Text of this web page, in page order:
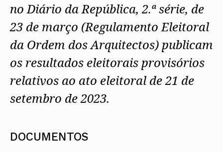
no Diário da República, 2.ª série, de
23 de março (Regulamento Eleitoral
da Ordem dos Arquitectos) publicam
os resultados eleitorais provisórios
relativos ao ato eleitoral de 21 de
setembro de 2023.
DOCUMENTOS